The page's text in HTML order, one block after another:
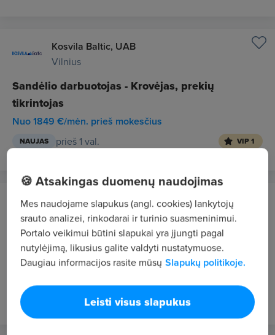
Kosvila Baltic, UAB
Vilnius
Sandėlio darbuotojas - Krovėjas, prekių
tikrintojas
Nuo 1849 €/mėn. prieš mokesčius
NAUJAS prieš 1 val. VIP 1
KRASAS, UAB
Vilnius
Vadybininkas (-ė ) (darbas su prekių užsakymu
iš tiekėjų)
NAUJAS prieš 1 d. VIP 1
🍪 Atsakingas duomenų naudojimas
Mes naudojame slapukus (angl. cookies) lankytojų
srauto analizei, rinkodarai ir turinio suasmeninimui.
Portalo veikimui būtini slapukai yra įjungti pagal
nutylėjimą, likusius galite valdyti nustatymuose.
Daugiau informacijos rasite mūsų Slapukų politikoje.
Leisti visus slapukus